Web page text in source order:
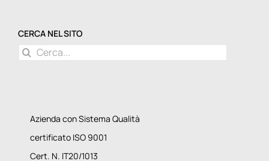
CERCA NEL SITO
Cerca
Azienda con Sistema Qualità
certificato ISO 9001
Cert. N. IT20/1013